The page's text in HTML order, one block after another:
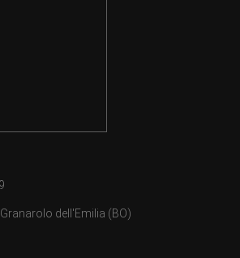
dell'Emilia (BO)